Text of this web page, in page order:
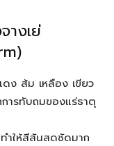
างเย่
ง ส้ม เหลือง เขียว
ารทับถมของแร่ธาตุ
ำให้สีสันสดชัดมาก